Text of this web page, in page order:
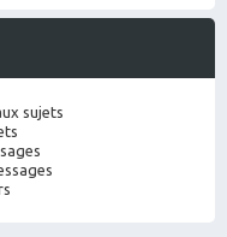
sujets